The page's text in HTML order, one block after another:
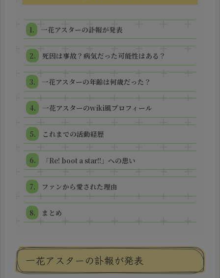
一花アスターの訃報が発表
死因は事故？病気だった可能性はある？
一花アスターの年齢は何歳だった？
一花アスターのwiki風プロフィール
これまでの活動経歴
「Re! boot a star!!」への思い
ファンから愛された理由
まとめ
一花アスターの訃報が発表